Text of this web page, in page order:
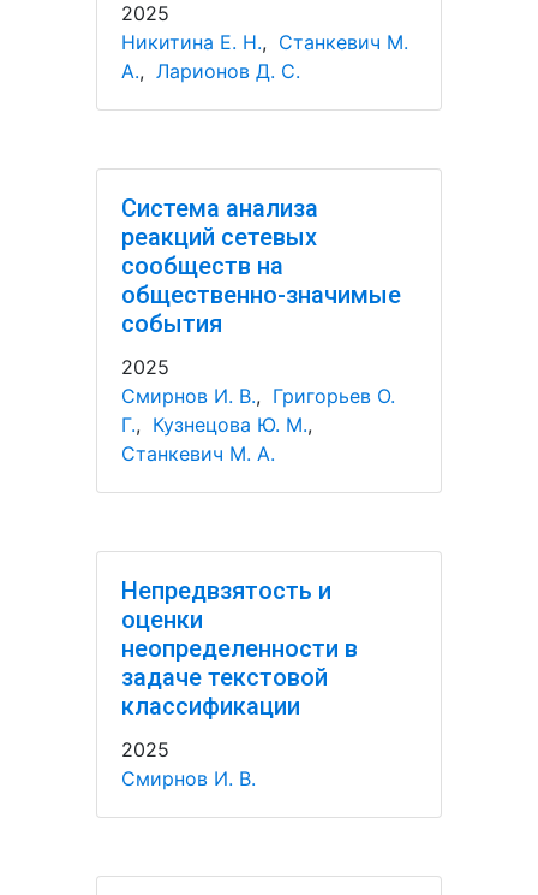
2025
Никитина Е. Н., Станкевич М.
А., Ларионов Д. С.
Система анализа
реакций сетевых
сообществ на
общественно-значимые
события
2025
Смирнов И. В., Григорьев О.
Г., Кузнецова Ю. М.,
Станкевич М. А.
Непредвзятость и
оценки
неопределенности в
задаче текстовой
классификации
2025
Смирнов И. В.